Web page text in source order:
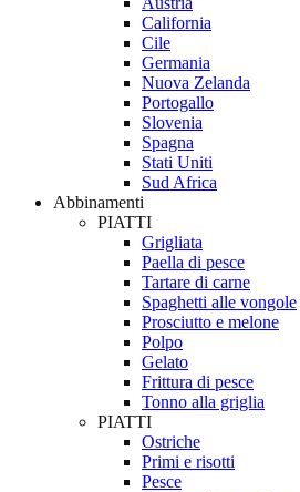
California
Cile
Germania
Nuova Zelanda
Portogallo
Slovenia
Spagna
Stati Uniti
Sud Africa
Abbinamenti
PIATTI
Grigliata
Paella di pesce
Tartare di carne
Spaghetti alle vongole
Prosciutto e melone
Polpo
Gelato
Frittura di pesce
Tonno alla griglia
PIATTI
Ostriche
Primi e risotti
Pesce